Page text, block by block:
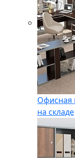
Офисная
на складе